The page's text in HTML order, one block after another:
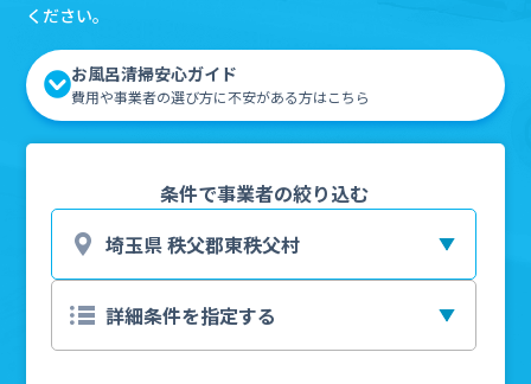
ください。
お風呂清掃安心ガイド
費用や事業者の選び方に不安がある方はこちら
条件で事業者の絞り込む